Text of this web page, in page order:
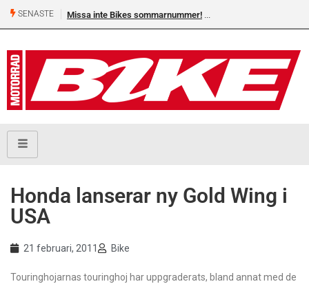
SENASTE Missa inte Bikes sommarnummer!
Honda lanserar ny Gold Wing i
USA
21 februari, 2011 Bike
Touringhojarnas touringhoj har uppgraderats, bland annat med de